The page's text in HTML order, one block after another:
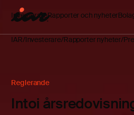
InvesterareRapporter och nyheter
IAR Investerare Rapporter nyheter
Reglerande
Intoi